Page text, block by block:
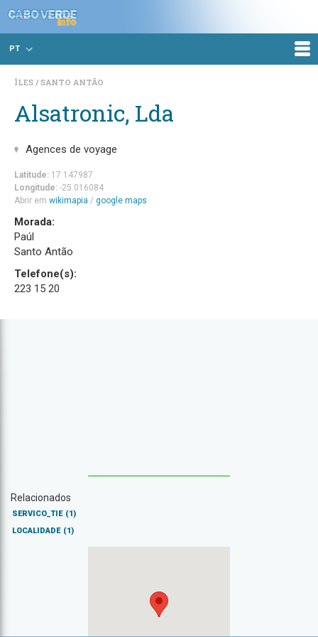
PT
ÎLES SANTO ANTÃO
Alsatronic, Lda
Agences de voyage
Latitude: 17.147987
Longitude: -25.016084
Abrir em wikimapia / google maps
Morada:
Paúl
Santo Antão
Telefone(s):
223 15 20
Relacionados
SERVICO_TIE (1)
LOCALIDADE (1)